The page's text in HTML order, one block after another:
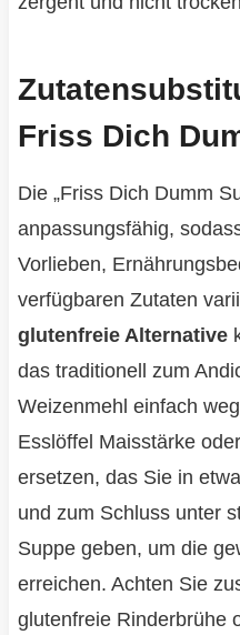
Friss Dich
Die „Friss Dich Dumm
anpassungsfähig,
Vorlieben,
verfügbaren Zutaten
glutenfreie Alternative
das traditionell zum
Weizenmehl einfach
Esslöffel Maisstärke
ersetzen, das Sie in
und zum Schluss unter
Suppe geben, um die
erreichen. Achten Sie
glutenfreie Rinderbrühe